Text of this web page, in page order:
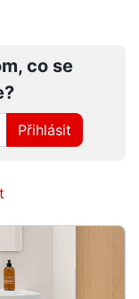
co se
Přihlásit